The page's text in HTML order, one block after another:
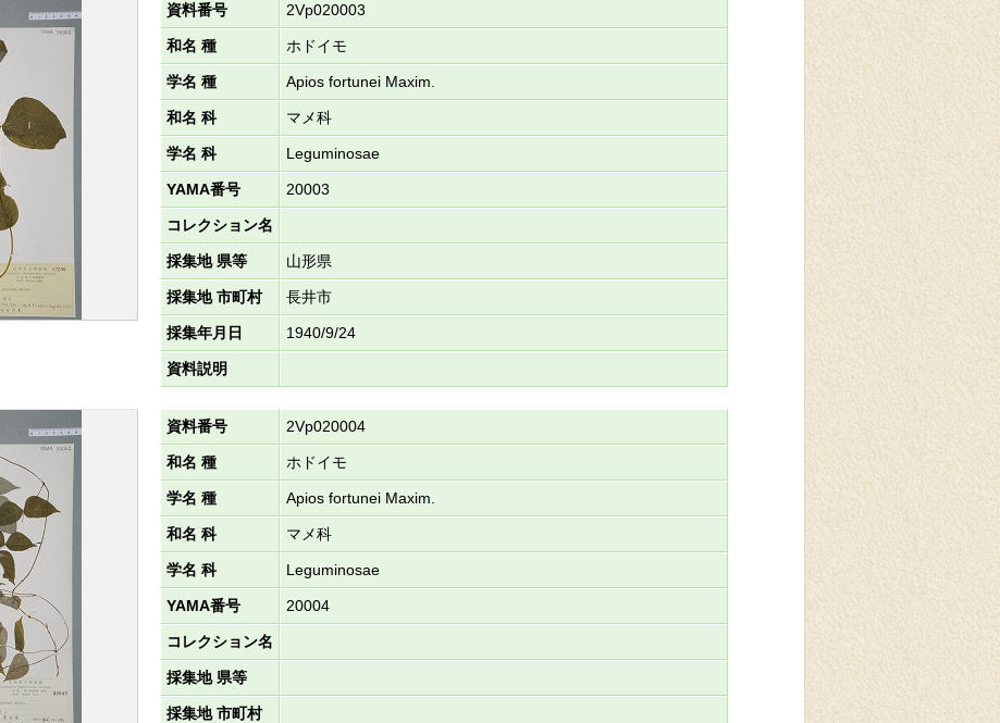
資料番号 2Vp020003
和名 種 ホドイモ
学名 種 Apios fortunei Maxim.
和名 科 マメ科
学名 科 Leguminosae
YAMA番号 20003
コレクション名
採集地 県等 山形県
採集地 市町村 長井市
採集年月日 1940/9/24
資料説明
資料番号 2Vp020004
和名 種 ホドイモ
学名 種 Apios fortunei Maxim.
和名 科 マメ科
学名 科 Leguminosae
YAMA番号 20004
コレクション名
採集地 県等
採集地 市町村